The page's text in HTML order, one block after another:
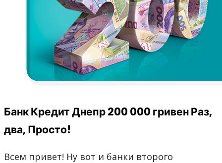
Банк Кредит Днепр 200 000 гривен Раз,
два, Просто!
Всем привет! Ну вот и банки второго